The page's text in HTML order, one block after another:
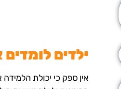
ילדים
אין ספק כי יכולת